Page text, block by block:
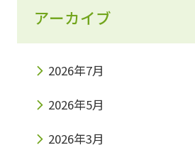
アーカイブ
2026年7月
2026年5月
2026年3月